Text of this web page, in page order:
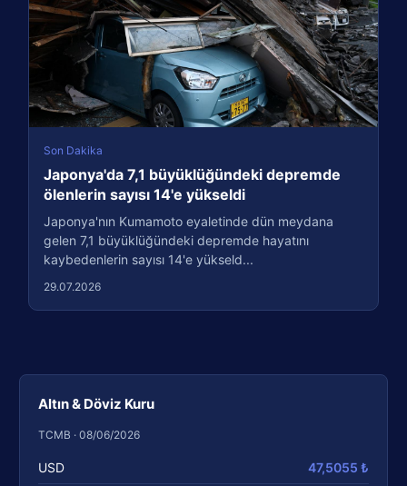
Altın & Döviz Kuru
TCMB · 08/06/2026
USD 47,5055 ₺
Son Dakika
Japonya'da 7,1 büyüklüğündeki depremde
ölenlerin sayısı 14'e yükseldi
Japonya'nın Kumamoto eyaletinde dün meydana
gelen 7,1 büyüklüğündeki depremde hayatını
kaybedenlerin sayısı 14'e yükseld...
29.07.2026